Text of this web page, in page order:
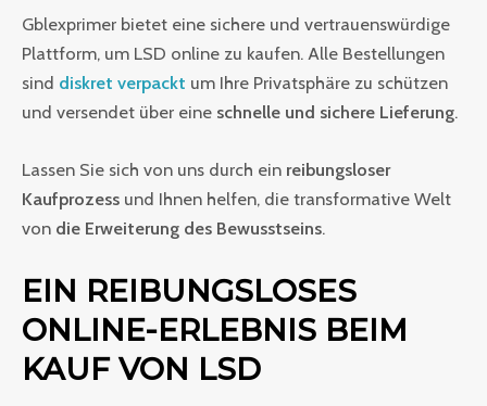
Gblexprimer bietet eine sichere und vertrauenswürdige
Plattform, um LSD online zu kaufen. Alle Bestellungen
sind diskret verpackt um Ihre Privatsphäre zu schützen
und versendet über eine schnelle und sichere Lieferung.
Lassen Sie sich von uns durch ein reibungsloser
Kaufprozess und Ihnen helfen, die transformative Welt
von die Erweiterung des Bewusstseins.
EIN REIBUNGSLOSES
ONLINE-ERLEBNIS BEIM
KAUF VON LSD